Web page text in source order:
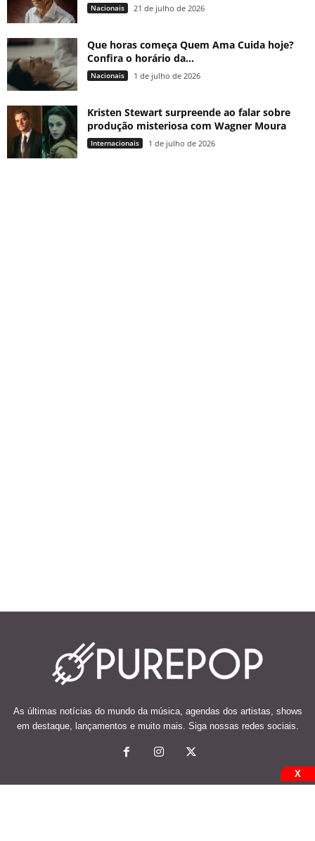
Nacionais 21 de julho de 2026
Que horas começa Quem Ama Cuida hoje?
Confira o horário da...
Nacionais 1 de julho de 2026
Kristen Stewart surpreende ao falar sobre
produção misteriosa com Wagner Moura
Internacionais 1 de julho de 2026
As últimas notícias do mundo da música, agendas dos artistas, shows
em destaque, lançamentos e muito mais. Siga nossas redes sociais.
X